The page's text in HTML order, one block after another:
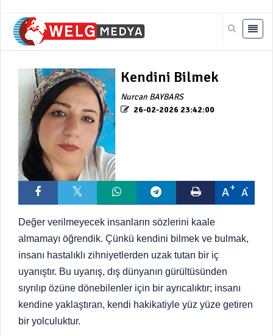
Kendini Bilmek
Nurcan BAYBARS
26-02-2026 23:42:00
A A
Değer verilmeyecek insanların sözlerini kaale
almamayı öğrendik. Çünkü kendini bilmek ve bulmak,
insanı hastalıklı zihniyetlerden uzak tutan bir iç
uyanıştır. Bu uyanış, dış dünyanın gürültüsünden
sıyrılıp özüne dönebilenler için bir ayrıcalıktır; insanı
kendine yaklaştıran, kendi hakikatiyle yüz yüze getiren
bir yolculuktur.